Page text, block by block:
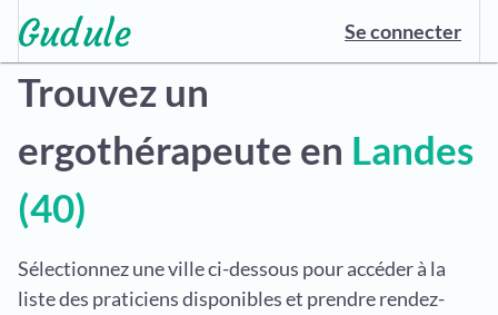
Se connecter
Trouvez un
ergothérapeute en Landes
(40)
Sélectionnez une ville ci-dessous pour accéder à la
liste des praticiens disponibles et prendre rendez-